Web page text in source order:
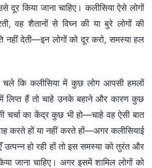
दूर किया जाना चाहिए। कलीसिया ऐसे लोगों
वह शैतानों से विघ्न की या बुरे लोगों की
नहीं देती—इन लोगों को दूर करो, समस्या हल
चले कि कलीसिया में कुछ लोग आपसी हमलों
लिप्त हैं तो चाहे उनके बहाने और कारण कुछ
चर्चा का केंद्र कुछ भी हो—चाहे वह ऐसी बात
करते हों या नहीं करते हों—अगर कलीसियाई
उत्पन्न हो रही हों तो इस समस्या को तुरंत और
जाना चाहिए। अगर इसमें शामिल लोगों को